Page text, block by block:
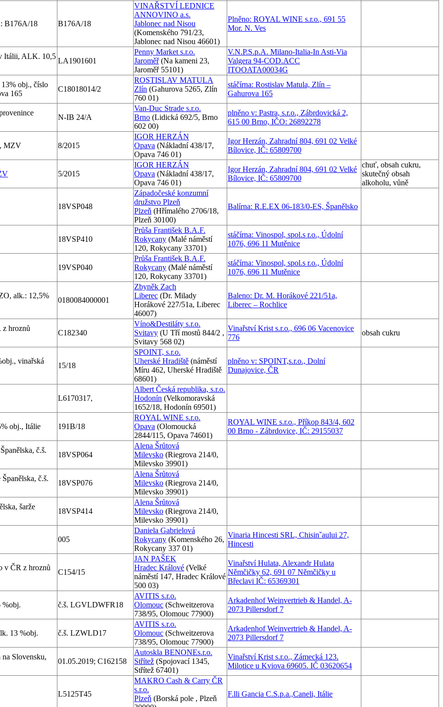
B176A/18 B176A/18
VINAŘSTVÍ LEDNICE
ANNOVINO a.s.
Jablonec nad Nisou
(Komenského 791/23,
Jablonec nad Nisou 46601)
Plněno: ROYAL WINE s.r.o., 691 55
Mor. N. Ves
Itálii, ALK. 10,5
LA1901601
Penny Market s.r.o.
Jaroměř (Na kameni 23,
Jaroměř 55101)
V.N.P.S.p.A. Milano-Italia-In Asti-Via
Valgera 94-COD.ACC
ITOOATA00034G
obj., číslo
165
C18018014/2
ROSTISLAV MATULA
Zlín (Gahurova 5265, Zlín
760 01)
stáčírna: Rostislav Matula, Zlín –
Gahurova 165
N-IB 24/A
Van-Duc Strade s.r.o.
Brno (Lidická 692/5, Brno
602 00)
plněno v: Pastra, s.r.o., Zábrdovická 2,
615 00 Brno, IČO: 26892278
MZV 8/2015
IGOR HERZÁN
Opava (Nákladní 438/17,
Opava 746 01)
Igor Herzán, Zahradní 804, 691 02 Velké
Bílovice, IČ: 65809700
5/2015
IGOR HERZÁN
Opava (Nákladní 438/17,
Opava 746 01)
Igor Herzán, Zahradní 804, 691 02 Velké
Bílovice, IČ: 65809700
chuť, obsah cukru,
skutečný obsah
alkoholu, vůně
18VSP048
Západočeské konzumní
družstvo Plzeň
Plzeň (Hřímalého 2706/18,
Plzeň 30100)
Balírna: R.E.EX 06-183/0-ES, Španělsko
18VSP410
Průša František B.A.F.
Rokycany (Malé náměstí
120, Rokycany 33701)
stáčírna: Vinospol, spol.s r.o., Údolní
1076, 696 11 Mutěnice
19VSP040
Průša František B.A.F.
Rokycany (Malé náměstí
120, Rokycany 33701)
stáčírna: Vinospol, spol.s r.o., Údolní
1076, 696 11 Mutěnice
alk.: 12,5%
0180084000001
Zbyněk Zach
Liberec (Dr. Milady
Horákové 227/51a, Liberec
46007)
Baleno: Dr. M. Horákové 221/51a,
Liberec – Rochlice
hroznů
C182340
Víno&Destiláty s.r.o.
Svitavy (U Tří mostů 844/2 ,
Svitavy 568 02)
Vinařství Krist s.r.o., 696 06 Vacenovice
776
obsah cukru
vinařská
15/18
SPOINT, s.r.o.
Uherské Hradiště (náměstí
Míru 462, Uherské Hradiště
68601)
plněno v: SPOINT,s.r.o., Dolní
Dunajovice, ČR
L6170317,
Albert Česká republika, s.r.o.
Hodonín (Velkomoravská
1652/18, Hodonín 69501)
obj., Itálie 191B/18
ROYAL WINE s.r.o.
Opava (Olomoucká
2844/115, Opava 74601)
ROYAL WINE s.r.o., Příkop 843/4, 602
00 Brno - Zábrdovice, IČ: 29155037
č.š.
18VSP064
Alena Šrůtová
Milevsko (Riegrova 214/0,
Milevsko 39901)
č.š.
18VSP076
Alena Šrůtová
Milevsko (Riegrova 214/0,
Milevsko 39901)
šarže
18VSP414
Alena Šrůtová
Milevsko (Riegrova 214/0,
Milevsko 39901)
005
Daniela Gabrielová
Rokycany (Komenského 26,
Rokycany 337 01)
Vinaria Hincesti SRL, Chisinˇaului 27,
Hincesti
v ČR z hroznů
C154/15
JAN PAŠEK
Hradec Králové (Velké
náměstí 147, Hradec Králové
500 03)
Vinařství Hulata, Alexandr Hulata
Němčičky 62, 691 07 Němčičky u
Břeclavi IČ: 65369301
%obj. č.š. LGVLDWFR18
AVITIS s.r.o.
Olomouc (Schweitzerova
738/95, Olomouc 77900)
Arkadenhof Weinvertrieb & Handel, A-
2073 Pillersdorf 7
13 %obj. č.š. LZWLD17
AVITIS s.r.o.
Olomouc (Schweitzerova
738/95, Olomouc 77900)
Arkadenhof Weinvertrieb & Handel, A-
2073 Pillersdorf 7
Slovensku,
01.05.2019; C162158
Autoskla BENONEs.r.o.
Střítež (Spojovací 1345,
Střítež 67401)
Vinařství Krist s.r.o., Zámecká 123.
Milotice u Kviova 69605. IČ 03620654
L5125T45
MAKRO Cash & Carry ČR
s.r.o.
Plzeň (Borská pole , Plzeň
F.lli Gancia C.S.p.a.,Caneli, Itálie